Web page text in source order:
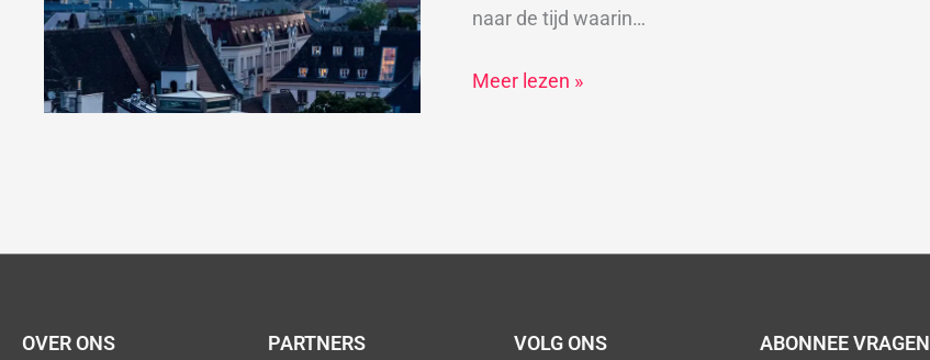
naar de tijd waarin…
Meer lezen »
OVER ONS PARTNERS VOLG ONS ABONNEE VRAGEN